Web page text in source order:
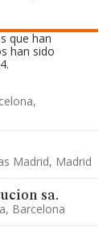
que han
han sido
Madrid, Madrid
sa.
Barcelona